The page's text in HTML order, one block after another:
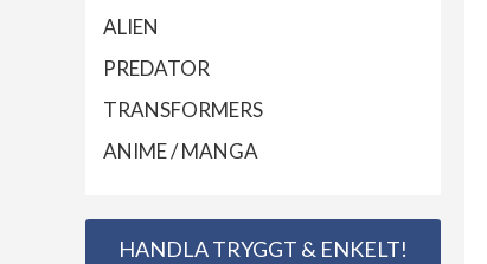
ALIEN
PREDATOR
TRANSFORMERS
ANIME / MANGA
HANDLA TRYGGT & ENKELT!